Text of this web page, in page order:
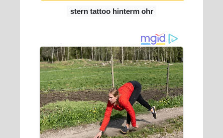
stern tattoo hinterm ohr